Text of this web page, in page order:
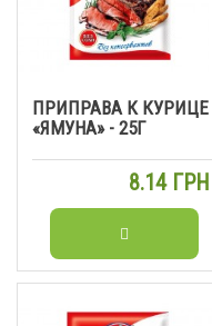
ПРИПРАВА К КУРИЦЕ
«ЯМУНА» - 25Г
8.14 ГРН